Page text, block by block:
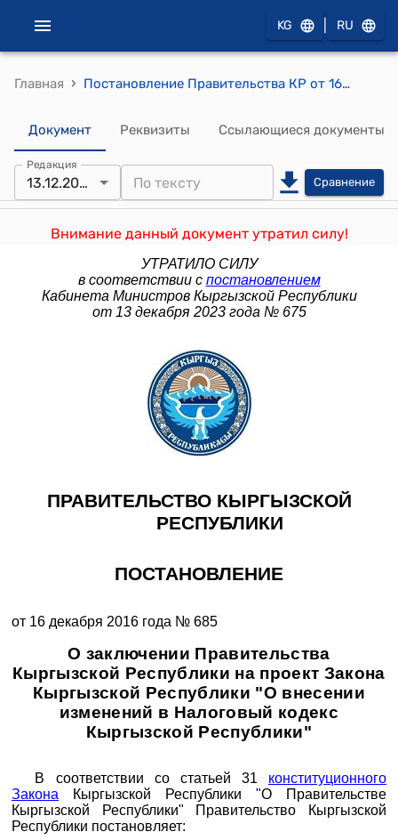
KG RU
Главная › Постановление Правительства КР от 16 декабря 2016 года № 685 "О заключении Правительства Кыргызской Республики на проект Закона Кыргызской Республики "О внесении изменений в Налоговый кодекс Кыргызской Республики""
Документ Реквизиты Ссылающиеся документы
Редакция
13.12.2023 Сравнение
Внимание данный документ утратил силу!